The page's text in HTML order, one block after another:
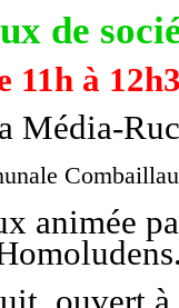
de
11h à
Média-
animée